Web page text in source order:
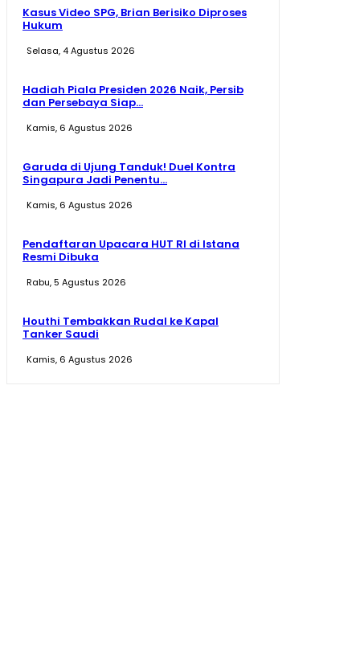
Kasus Video SPG, Brian Berisiko Diproses
Hukum
Selasa, 4 Agustus 2026
Hadiah Piala Presiden 2026 Naik, Persib
dan Persebaya Siap...
Kamis, 6 Agustus 2026
Garuda di Ujung Tanduk! Duel Kontra
Singapura Jadi Penentu...
Kamis, 6 Agustus 2026
Pendaftaran Upacara HUT RI di Istana
Resmi Dibuka
Rabu, 5 Agustus 2026
Houthi Tembakkan Rudal ke Kapal
Tanker Saudi
Kamis, 6 Agustus 2026